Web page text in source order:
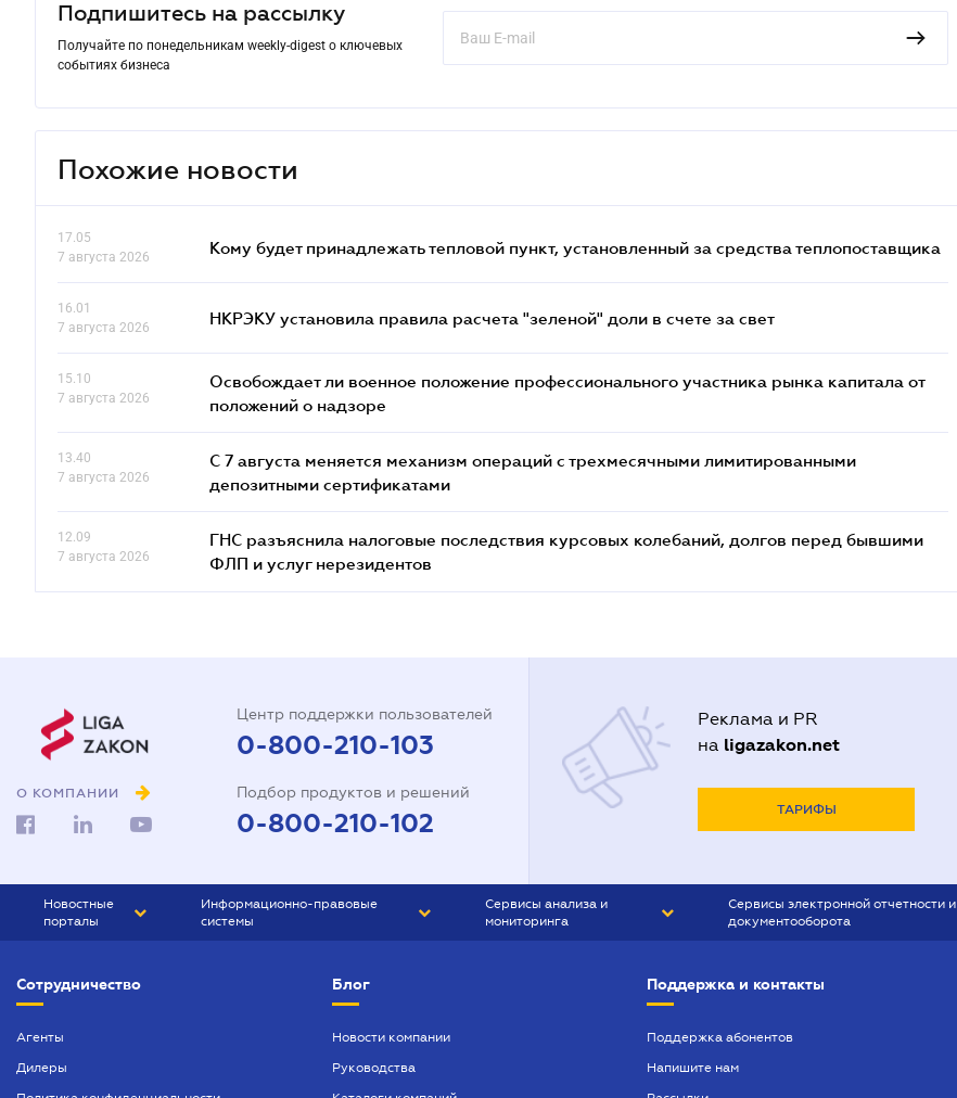
Подпишитесь на рассылку
Получайте по понедельникам weekly-digest о ключевых
событиях бизнеса
Похожие новости
17.05
7 августа 2026
Кому будет принадлежать тепловой пункт, установленный за средства теплопоставщика
16.01
7 августа 2026
НКРЭКУ установила правила расчета "зеленой" доли в счете за свет
15.10
7 августа 2026
Освобождает ли военное положение профессионального участника рынка капитала от
положений о надзоре
13.40
7 августа 2026
С 7 августа меняется механизм операций с трехмесячными лимитированными
депозитными сертификатами
12.09
7 августа 2026
ГНС разъяснила налоговые последствия курсовых колебаний, долгов перед бывшими
ФЛП и услуг нерезидентов
О КОМПАНИИ
Центр поддержки пользователей
0-800-210-103
Подбор продуктов и решений
0-800-210-102
Реклама и PR
на ligazakon.net
ТАРИФЫ
Новостные
порталы
БИЗНЕС
Информационно-правовые
системы
БУХГАЛТЕР ПРОФ
Сервисы анализа и
мониторинга
Сервисы электронной отчетности и
документооборота
Сотрудничество
Агенты
Дилеры
Блог
Новости компании
Руководства
Поддержка и контакты
Поддержка абонентов
Напишите нам